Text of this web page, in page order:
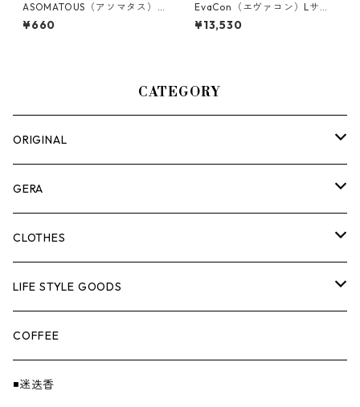
ASOMATOUS（アソマタス）
「BURGER」ロゴステッカー
¥660
EvaCon（エヴァコン）Lサイ
ズ
¥13,530
CATEGORY
ORIGINAL
ASOMATOUS
HANGBURGER（ハングバーガー）
EX-GATE（エクスゲート）
COLLABORATION
UNITIUM.
THE UNFORM STORE オリジナル
GERA
ランタン＆ライト
クッカー＆カトラリー
バーナー
焚火
CLOTHES
TOPS
PANTS
CAP
LIFE STYLE GOODS
ステッカー
COFFEE
◾️迷迭香